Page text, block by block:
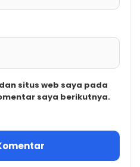
situs web saya pada
saya berikutnya.